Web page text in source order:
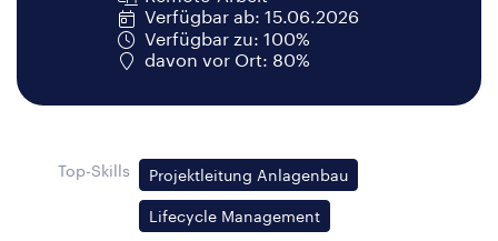
Verfügbar ab: 15.06.2026
Verfügbar zu: 100%
davon vor Ort: 80%
Top-Skills Projektleitung Anlagenbau
Lifecycle Management